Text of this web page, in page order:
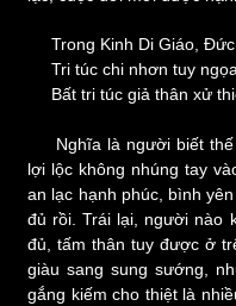
Trong Kinh Di Giáo, Đức
Tri túc chi nhơn tuy
Bất tri túc giả thân xử
Nghĩa là người biết thế
lợi lộc không nhúng tay
an lạc hạnh phúc, bình
đủ rồi. Trái lại, người nào
đủ, tấm thân tuy được ở
giàu sang sung sướng,
gắng kiếm cho thiệt là